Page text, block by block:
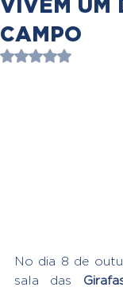
VIVEM UM
CAMPO
Avaliado com
No dia 8 de
sala das